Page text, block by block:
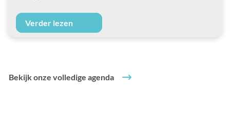
Verder lezen
Bekijk onze volledige agenda